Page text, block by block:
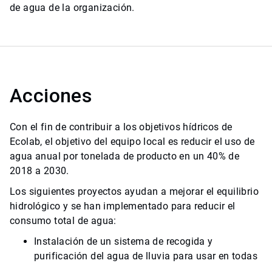
de agua de la organización.
Acciones
Con el fin de contribuir a los objetivos hídricos de
Ecolab, el objetivo del equipo local es reducir el uso de
agua anual por tonelada de producto en un 40% de
2018 a 2030.
Los siguientes proyectos ayudan a mejorar el equilibrio
hidrológico y se han implementado para reducir el
consumo total de agua:
Instalación de un sistema de recogida y
purificación del agua de lluvia para usar en todas